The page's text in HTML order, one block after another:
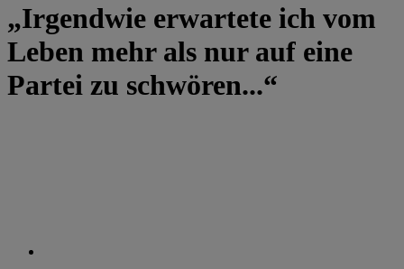
„Irgendwie erwartete ich vom
Leben mehr als nur auf eine
Partei zu schwören...“